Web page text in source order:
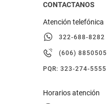
CONTACTANOS
Atención telefónica
322-688-8282
(606) 8850505
PQR: 323-274-5555
Horarios atención